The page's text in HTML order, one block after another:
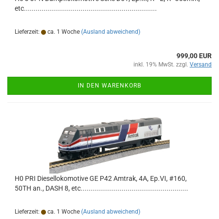
etc....................................................................
Lieferzeit: ca. 1 Woche (Ausland abweichend)
999,00 EUR
inkl. 19% MwSt. zzgl. Versand
IN DEN WARENKORB
H0 PRI Diesellokomotive GE P42 Amtrak, 4A, Ep.VI, #160,
50TH an., DASH 8, etc.......................................................
Lieferzeit: ca. 1 Woche (Ausland abweichend)